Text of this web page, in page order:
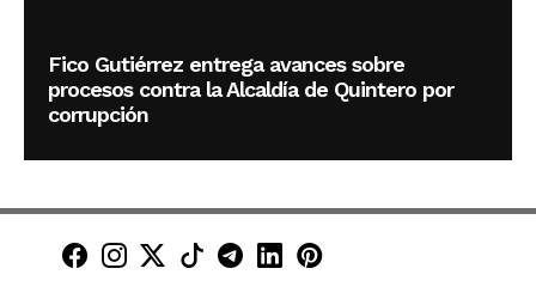
Fico Gutiérrez entrega avances sobre
procesos contra la Alcaldía de Quintero por
corrupción
Minuto30 en Facebook
Minuto30 en Instagram
Minuto30 en X (Twitter)
Minuto30 en TikTok
Canal de Minuto30 en
Minuto30 en LinkedIn
Minuto30 en